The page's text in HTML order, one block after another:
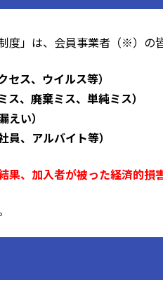
度」は、会員事業者（※）の
セス、ウイルス等）
ス、廃棄ミス、単純ミス）
えい）
員、アルバイト等）
果、加入者が被った経済的損